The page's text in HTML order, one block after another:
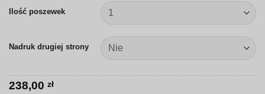
Ilość poszewek
Nadruk drugiej strony
238,00 zł